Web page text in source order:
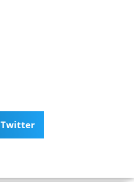
Twitter